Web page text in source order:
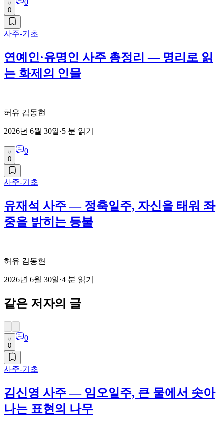
0
0
사주-기초
연예인·유명인 사주 총정리 — 명리로 읽
는 화제의 인물
허유 김동현
2026년 6월 30일·5 분 읽기
0
0
사주-기초
유재석 사주 — 정축일주, 자신을 태워 좌
중을 밝히는 등불
허유 김동현
2026년 6월 30일·4 분 읽기
같은 저자의 글
0
0
사주-기초
김신영 사주 — 임오일주, 큰 물에서 솟아
나는 표현의 나무